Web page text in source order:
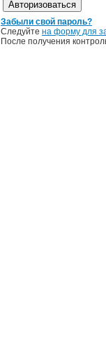
Забыли свой пароль?
Следуйте на форму для
После получения